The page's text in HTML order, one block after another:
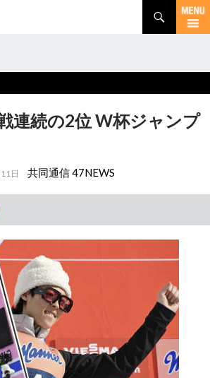
連続の2位 W杯ジャンプ
日 共同通信 47NEWS